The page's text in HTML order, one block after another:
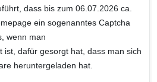
dass bis zum 06.07.2026 ca.
ein sogenanntes Captcha
wenn man
ist, dafür gesorgt hat, dass man sich
heruntergeladen hat.